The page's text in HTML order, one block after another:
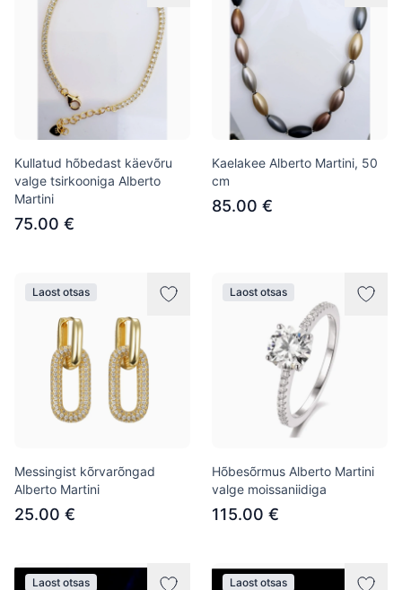
Kullatud hõbedast käevõru
valge tsirkooniga Alberto
Martini
75.00 €
Kaelakee Alberto Martini, 50
cm
85.00 €
Laost otsas
Messingist kõrvarõngad
Alberto Martini
25.00 €
Laost otsas
Hõbesõrmus Alberto Martini
valge moissaniidiga
115.00 €
Laost otsas Laost otsas